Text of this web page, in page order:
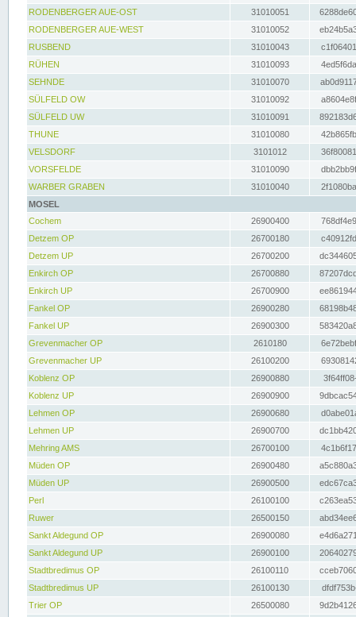
RODENBERGER AUE-OST
31010051
RODENBERGER AUE-WEST
31010052
RUSBEND
31010043
RÜHEN
31010093
SEHNDE
31010070
SÜLFELD OW
31010092
SÜLFELD UW
31010091
THUNE
31010080
VELSDORF
3101012
VORSFELDE
31010090
WARBER GRABEN
31010040
MOSEL
Cochem
26900400
Detzem OP
26700180
Detzem UP
26700200
Enkirch OP
26700880
Enkirch UP
26700900
Fankel OP
26900280
Fankel UP
26900300
Grevenmacher OP
2610180
Grevenmacher UP
26100200
Koblenz OP
26900880
Koblenz UP
26900900
Lehmen OP
26900680
Lehmen UP
26900700
Mehring AMS
26700100
Müden OP
26900480
Müden UP
26900500
Perl
26100100
Ruwer
26500150
Sankt Aldegund OP
26900080
Sankt Aldegund UP
26900100
Stadtbredimus OP
26100110
Stadtbredimus UP
26100130
Trier OP
26500080